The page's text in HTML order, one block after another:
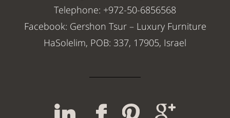
Telephone: +972-50-6856568
Facebook: Gershon Tsur – Luxury Furniture
HaSolelim, POB: 337, 17905, Israel